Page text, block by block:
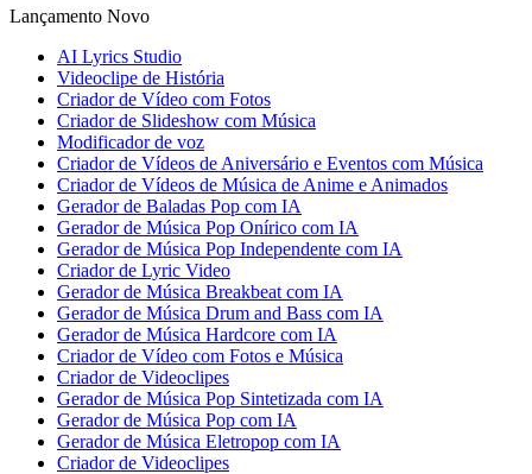
Lançamento Novo
AI Lyrics Studio
Videoclipe de História
Criador de Vídeo com Fotos
Criador de Slideshow com Música
Modificador de voz
Criador de Vídeos de Aniversário e Eventos com Música
Criador de Vídeos de Música de Anime e Animados
Gerador de Baladas Pop com IA
Gerador de Música Pop Onírico com IA
Gerador de Música Pop Independente com IA
Criador de Lyric Video
Gerador de Música Breakbeat com IA
Gerador de Música Drum and Bass com IA
Gerador de Música Hardcore com IA
Criador de Vídeo com Fotos e Música
Criador de Videoclipes
Gerador de Música Pop Sintetizada com IA
Gerador de Música Pop com IA
Gerador de Música Eletropop com IA
Criador de Videoclipes